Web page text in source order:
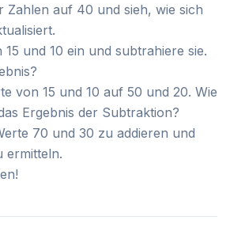
Zahlen auf 40 und sieh, wie sich
15 und 10 ein und subtrahiere sie.
von 15 und 10 auf 50 und 20. Wie
Ergebnis der Subtraktion?
70 und 30 zu addieren und
ermitteln.